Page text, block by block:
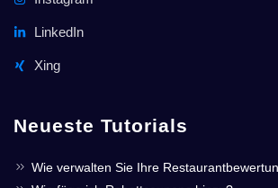
LinkedIn
Xing
Neueste Tutorials
Wie verwalten Sie Ihre